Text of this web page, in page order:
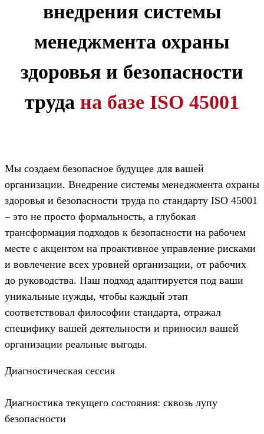
внедрения системы
менеджмента охраны
здоровья и безопасности
труда на базе ISO 45001
Мы создаем безопасное будущее для вашей
организации. Внедрение системы менеджмента охраны
здоровья и безопасности труда по стандарту ISO 45001
– это не просто формальность, а глубокая
трансформация подходов к безопасности на рабочем
месте с акцентом на проактивное управление рисками
и вовлечение всех уровней организации, от рабочих
до руководства. Наш подход адаптируется под ваши
уникальные нужды, чтобы каждый этап
соответствовал философии стандарта, отражал
специфику вашей деятельности и приносил вашей
организации реальные выгоды.
Диагностическая сессия
Диагностика текущего состояния: сквозь лупу
безопасности